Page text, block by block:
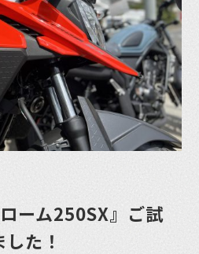
ーム250SX』ご試
た！